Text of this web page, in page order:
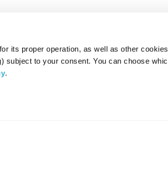
its proper operation, as well as other
subject to your consent. You can choose
.